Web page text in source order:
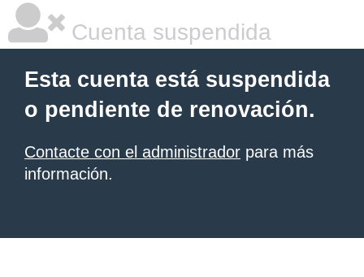
Cuenta suspendida
Esta cuenta está suspendida
o pendiente de renovación.
Contacte con el administrador para más
información.